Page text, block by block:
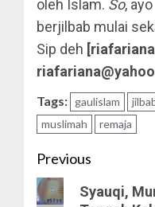
oleh Islam. So, ayo
berjilbab mulai
Sip deh
Tags: gaulislam
muslimah
remaja
Post
navigation
Previous
PreviousSyauqi,